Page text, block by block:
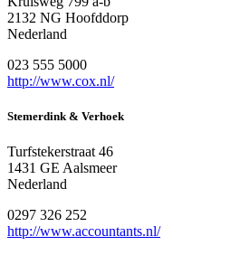
2132 NG Hoofddorp
Nederland
023 555 5000
http://www.cox.nl/
Stemerdink & Verhoek
Turfstekerstraat 46
1431 GE Aalsmeer
Nederland
0297 326 252
http://www.accountants.nl/